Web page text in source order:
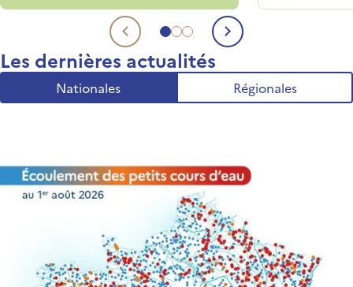
Aller au sujet 1
Aller au sujet 2
Aller au sujet 3
Sujet précédentSujet suivant
Les dernières actualités
Nationales Régionales